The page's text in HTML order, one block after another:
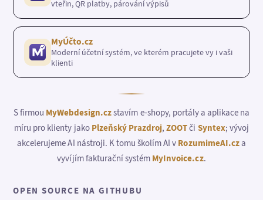
vteřin, QR platby, párování výpisů
MyÚčto.cz
Moderní účetní systém, ve kterém pracujete vy i vaši
klienti
S firmou MyWebdesign.czstavím e-shopy, portály a aplikace na
míru pro klienty jako Plzeňský Prazdroj,ZOOTči Syntex; vývoj
akcelerujeme AI nástroji. K tomu školím AI v RozumimeAI.cza
vyvíjím fakturační systém MyInvoice.cz.
OPEN SOURCE NA GITHUBU